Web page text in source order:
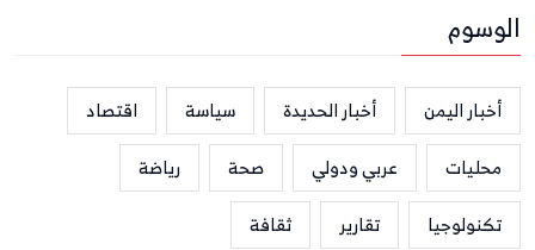
الوسوم
أخبار اليمن أخبار الحديدة سياسة
اقتصاد
محليات
عربي ودولي صحة
رياضة
تكنولوجيا
تقارير ثقافة